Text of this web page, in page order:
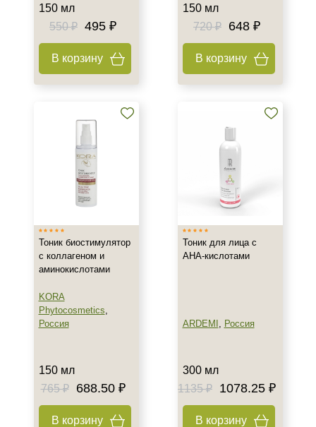
Гликолевый
Класс косметики
Домашняя
Все типы кожи
Зрелая
Показать еще
Возраст
Любой возраст
Любой возраст (от 18 лет)
Действие
Восстановление
150 мл
550 ₽ 495 ₽
В корзину
150 мл
720 ₽
648 ₽
В корзину
Тоник биостимулятор
с коллагеном и
аминокислотами
KORA
Phytocosmetics,
Россия
150 мл
765 ₽
688.50 ₽
В корзину
Тоник для лица с
АНА-кислотами
ARDEMI , Россия
300 мл
1135 ₽
1078.25 ₽
В корзину